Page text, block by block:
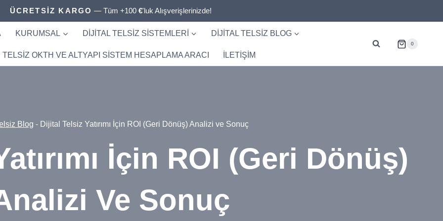
ÜCRETSİZ KARGO — Tüm +100€'luk Alışverişlerinizde!
KURUMSAL DIJITAL TELSIZ SISTEMLERI DIJITAL TELSIZ BLOG
TELSIZ OKTH VE ALTYAPI SISTEM HESAPLAMA ARACI İLETİŞİM
0
Blog - Dijital Telsiz Yatırımı İçin ROI (Geri Dönüş) Analizi ve Sonuç
İçin ROI (Geri Dönüş)
Ve Sonuç